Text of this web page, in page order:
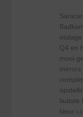
Q4 en
mooi
mirrors
laatste
kleur